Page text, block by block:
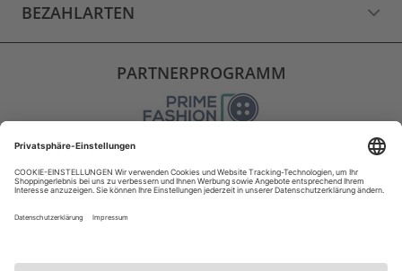
BEZAHLARTEN
PARTNERPROGRAMM
VERSAND